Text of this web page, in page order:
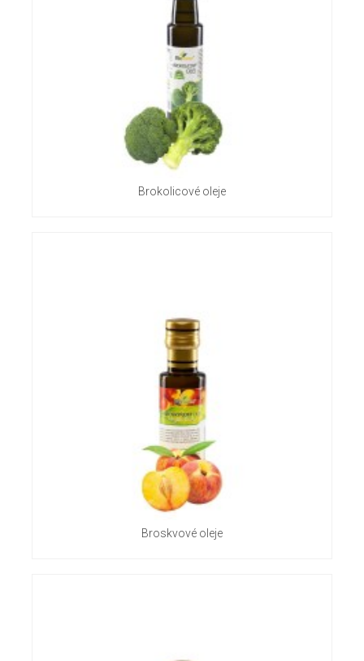
Brokolicové oleje
Broskvové oleje